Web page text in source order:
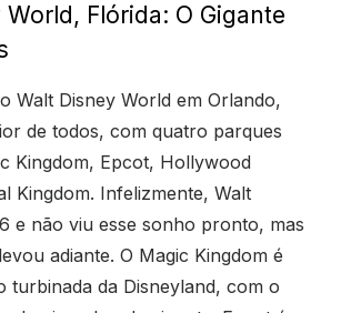
Flórida: O Gigante
Walt Disney World em Orlando,
de todos, com quatro parques
Kingdom, Epcot, Hollywood
Kingdom. Infelizmente, Walt
e não viu esse sonho pronto, mas
adiante. O Magic Kingdom é
turbinada da Disneyland, com o